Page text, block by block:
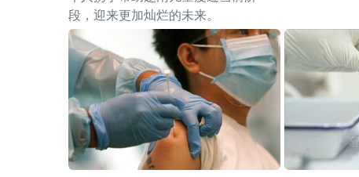
段，迎来更加灿烂的未来。